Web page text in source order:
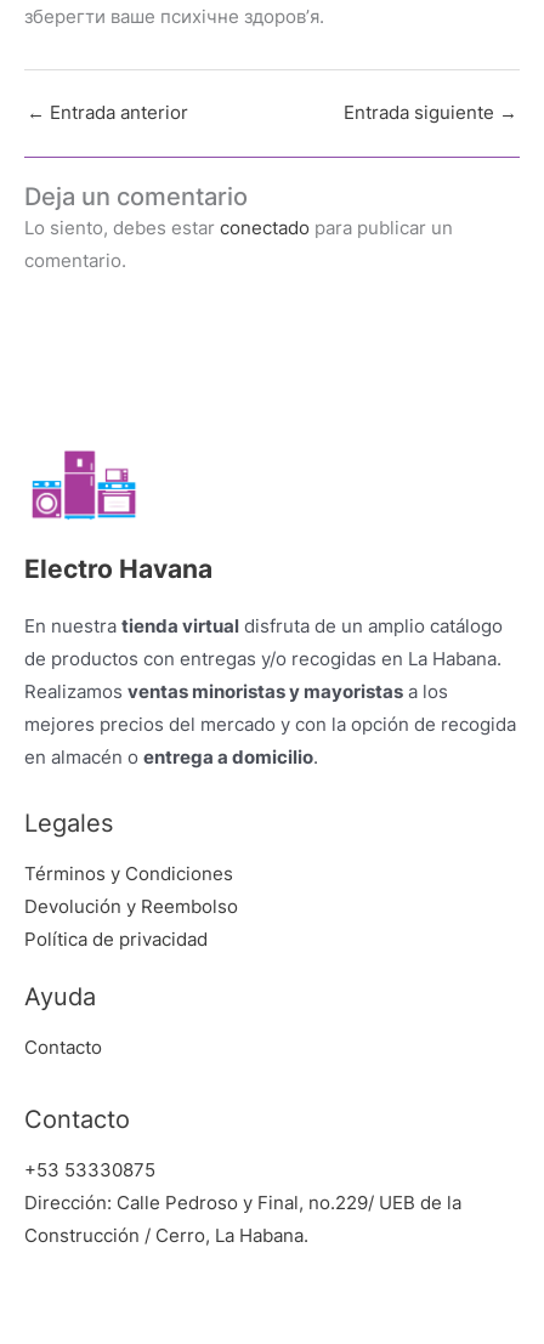
зберегти ваше психічне здоров’я.
← Entrada anterior Entrada siguiente →
Deja un comentario
Lo siento, debes estar conectado para publicar un
comentario.
Electro Havana
En nuestra tienda virtual disfruta de un amplio catálogo
de productos con entregas y/o recogidas en La Habana.
Realizamos ventas minoristas y mayoristas a los
mejores precios del mercado y con la opción de recogida
en almacén o entrega a domicilio.
Legales
Términos y Condiciones
Devolución y Reembolso
Política de privacidad
Ayuda
Contacto
Contacto
+53 53330875
Dirección: Calle Pedroso y Final, no.229/ UEB de la
Construcción / Cerro, La Habana.